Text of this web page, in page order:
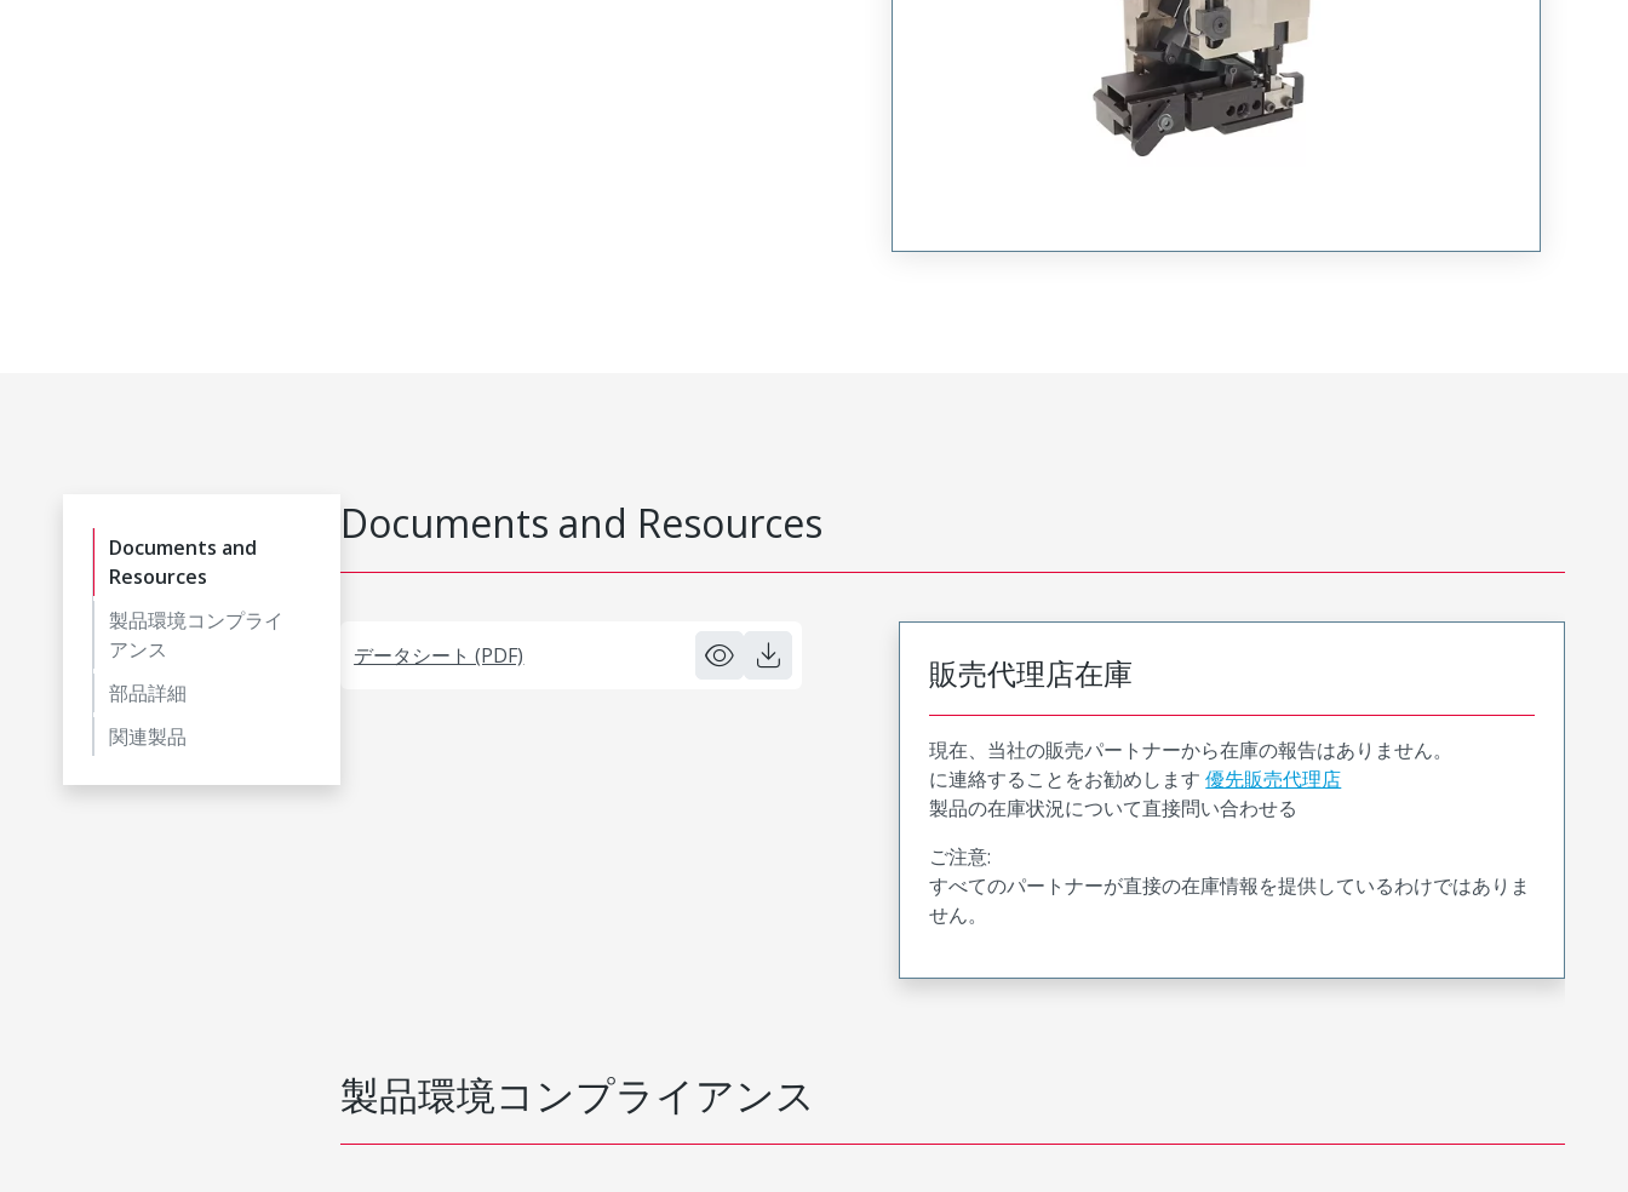
Documents and
Resources
製品環境コンプライ
アンス
部品詳細
関連製品
Documents and Resources
データシート (PDF) 販売代理店在庫
現在、当社の販売パートナーから在庫の報告はありません。
に連絡することをお勧めします 優先販売代理店
製品の在庫状況について直接問い合わせる
ご注意:
すべてのパートナーが直接の在庫情報を提供しているわけではありま
せん。
製品環境コンプライアンス